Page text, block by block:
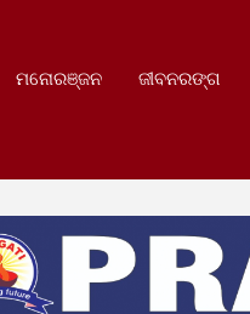
ମନୋରଞ୍ଜନ ଜୀବନରଙ୍ଗ